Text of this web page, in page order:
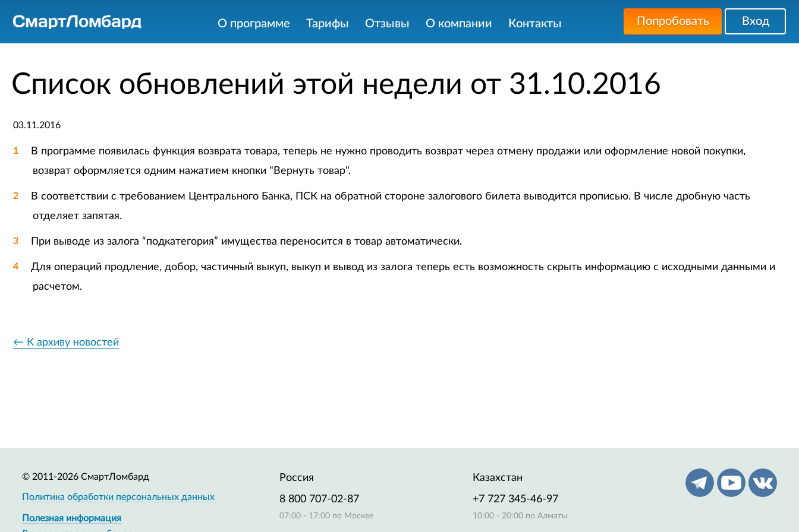
О программе Тарифы Отзывы О компании Контакты Попробовать Вход
Список обновлений этой недели от 31.10.2016
03.11.2016
В программе появилась функция возврата товара, теперь не нужно проводить возврат через отмену продажи или оформление новой покупки,
возврат оформляется одним нажатием кнопки "Вернуть товар".
В соответствии с требованием Центрального Банка, ПСК на обратной стороне залогового билета выводится прописью. В числе дробную часть
отделяет запятая.
При выводе из залога “подкатегория” имущества переносится в товар автоматически.
Для операций продление, добор, частичный выкуп, выкуп и вывод из залога теперь есть возможность скрыть информацию с исходными данными и
расчетом.
← К архиву новостей
© 2011-2026 СмартЛомбард
Политика обработки персональных данных
Полезная информация
Россия
8 800 707-02-87
07:00 - 17:00 по Москве
Казахстан
+7 727 345-46-97
10:00 - 20:00 по Алматы